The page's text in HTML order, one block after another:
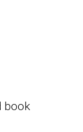
book